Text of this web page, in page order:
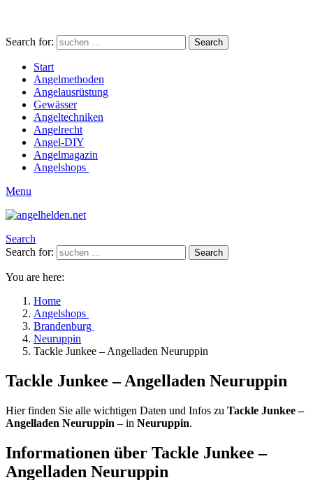
Search for: Search
Start
Angelmethoden
Angelausrüstung
Gewässer
Angeltechniken
Angelrecht
Angel-DIY
Angelmagazin
Angelshops
Menu
Search
Search for:
Search
You are here:
Home
Angelshops
Brandenburg
Neuruppin
Tackle Junkee – Angelladen Neuruppin
Tackle Junkee – Angelladen Neuruppin
Hier finden Sie alle wichtigen Daten und Infos zu Tackle Junkee –
Angelladen Neuruppin – in Neuruppin.
Informationen über Tackle Junkee –
Angelladen Neuruppin